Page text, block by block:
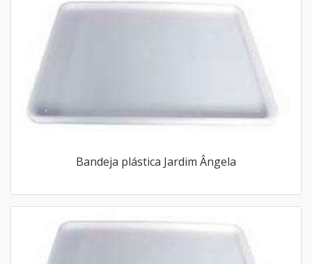
Bandeja plástica Jardim Ângela